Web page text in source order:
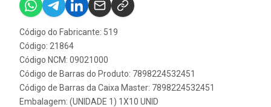
Código do Fabricante: 519
Código: 21864
Código NCM: 09021000
Código de Barras do Produto: 7898224532451
Código de Barras da Caixa Master: 7898224532451
Embalagem: (UNIDADE 1) 1X10 UNID